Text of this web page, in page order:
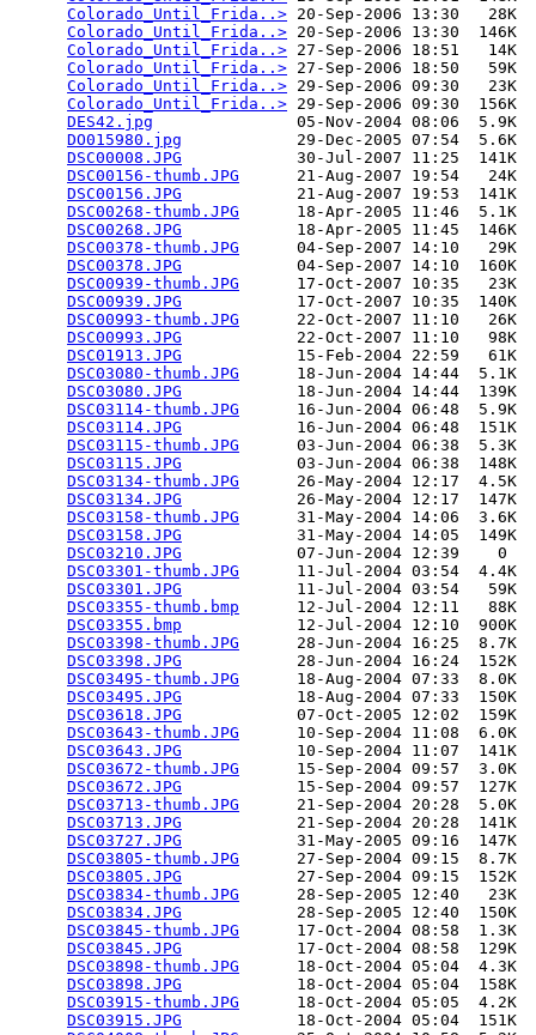
Colorado_Until_Frida..> 20-Sep-2006 13:30   28K
Colorado_Until_Frida..> 20-Sep-2006 13:30  146K
Colorado_Until_Frida..> 27-Sep-2006 18:51   14K
Colorado_Until_Frida..> 27-Sep-2006 18:50   59K
Colorado_Until_Frida..> 29-Sep-2006 09:30   23K
Colorado_Until_Frida..> 29-Sep-2006 09:30  156K
DES42.jpg
               05-Nov-2004 08:06  5.9K
DO015980.jpg
            29-Dec-2005 07:54  5.6K
DSC00008.JPG
            30-Jul-2007 11:25  141K
DSC00156-thumb.JPG
      21-Aug-2007 19:54   24K
DSC00156.JPG
            21-Aug-2007 19:53  141K
DSC00268-thumb.JPG
      18-Apr-2005 11:46  5.1K
DSC00268.JPG
            18-Apr-2005 11:45  146K
DSC00378-thumb.JPG
      04-Sep-2007 14:10   29K
DSC00378.JPG
            04-Sep-2007 14:10  160K
DSC00939-thumb.JPG
      17-Oct-2007 10:35   23K
DSC00939.JPG
            17-Oct-2007 10:35  140K
DSC00993-thumb.JPG
      22-Oct-2007 11:10   26K
DSC00993.JPG
            22-Oct-2007 11:10   98K
DSC01913.JPG
            15-Feb-2004 22:59   61K
DSC03080-thumb.JPG
      18-Jun-2004 14:44  5.1K
DSC03080.JPG
            18-Jun-2004 14:44  139K
DSC03114-thumb.JPG
      16-Jun-2004 06:48  5.9K
DSC03114.JPG
            16-Jun-2004 06:48  151K
DSC03115-thumb.JPG
      03-Jun-2004 06:38  5.3K
DSC03115.JPG
            03-Jun-2004 06:38  148K
DSC03134-thumb.JPG
      26-May-2004 12:17  4.5K
DSC03134.JPG
            26-May-2004 12:17  147K
DSC03158-thumb.JPG
      31-May-2004 14:06  3.6K
DSC03158.JPG
            31-May-2004 14:05  149K
DSC03210.JPG
            07-Jun-2004 12:39    0
DSC03301-thumb.JPG
      11-Jul-2004 03:54  4.4K
DSC03301.JPG
            11-Jul-2004 03:54   59K
DSC03355-thumb.bmp
      12-Jul-2004 12:11   88K
DSC03355.bmp
            12-Jul-2004 12:10  900K
DSC03398-thumb.JPG
      28-Jun-2004 16:25  8.7K
DSC03398.JPG
            28-Jun-2004 16:24  152K
DSC03495-thumb.JPG
      18-Aug-2004 07:33  8.0K
DSC03495.JPG
            18-Aug-2004 07:33  150K
DSC03618.JPG
            07-Oct-2005 12:02  159K
DSC03643-thumb.JPG
      10-Sep-2004 11:08  6.0K
DSC03643.JPG
            10-Sep-2004 11:07  141K
DSC03672-thumb.JPG
      15-Sep-2004 09:57  3.0K
DSC03672.JPG
            15-Sep-2004 09:57  127K
DSC03713-thumb.JPG
      21-Sep-2004 20:28  5.0K
DSC03713.JPG
            21-Sep-2004 20:28  141K
DSC03727.JPG
            31-May-2005 09:16  147K
DSC03805-thumb.JPG
      27-Sep-2004 09:15  8.7K
DSC03805.JPG
            27-Sep-2004 09:15  152K
DSC03834-thumb.JPG
      28-Sep-2005 12:40   23K
DSC03834.JPG
            28-Sep-2005 12:40  150K
DSC03845-thumb.JPG
      17-Oct-2004 08:58  1.3K
DSC03845.JPG
            17-Oct-2004 08:58  129K
DSC03898-thumb.JPG
      18-Oct-2004 05:04  4.3K
DSC03898.JPG
            18-Oct-2004 05:04  158K
DSC03915-thumb.JPG
      18-Oct-2004 05:05  4.2K
DSC03915.JPG
            18-Oct-2004 05:04  151K